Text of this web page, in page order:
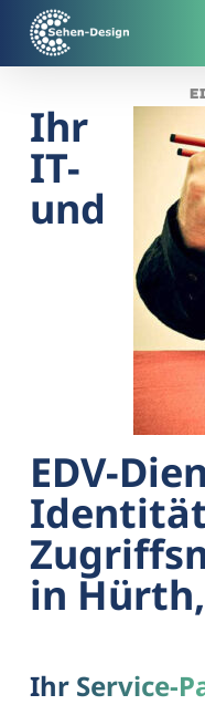
main
Ihr
IT-
und
EDV-
in
Ihr Service-